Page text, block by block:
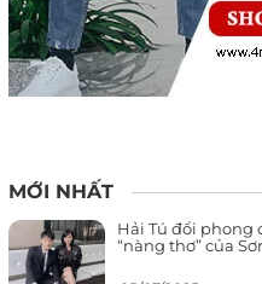
MỚI NHẤT
Hải Tú đổi phong
“nàng thơ” của